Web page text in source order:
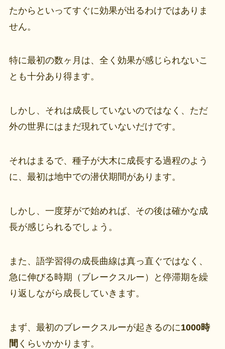
たからといってすぐに効果が出るわけではありま
せん。
特に最初の数ヶ月は、全く効果が感じられないこ
とも十分あり得ます。
しかし、それは成長していないのではなく、ただ
外の世界にはまだ現れていないだけです。
それはまるで、種子が大木に成長する過程のよう
に、最初は地中での潜伏期間があります。
しかし、一度芽がで始めれば、その後は確かな成
長が感じられるでしょう。
また、語学習得の成長曲線は真っ直ぐではなく、
急に伸びる時期（ブレークスルー）と停滞期を繰
り返しながら成長していきます。
まず、最初のブレークスルーが起きるのに1000時
間 くらいかかります。